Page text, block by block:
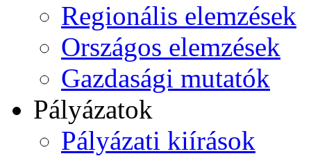
Regionális elemzések
Országos elemzések
Gazdasági mutatók
Pályázatok
Pályázati kiírások